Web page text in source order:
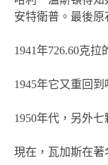
安特衛普。最後原
1941年726.60克
1945年它又重回
1950年代，另外
現在，瓦加斯在著